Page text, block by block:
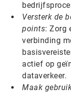
Versterk de
points: Zorg
verbinding
actief op
dataverkeer.
Maak